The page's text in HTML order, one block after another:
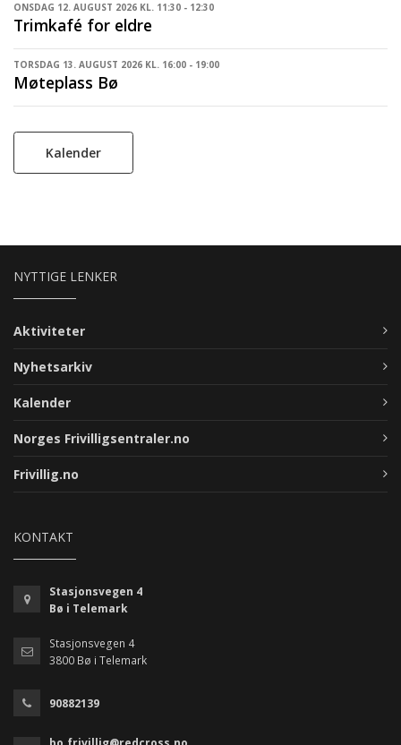
ONSDAG 12. AUGUST 2026 KL. 11:30 - 12:30
Trimkafé for eldre
TORSDAG 13. AUGUST 2026 KL. 16:00 - 19:00
Møteplass Bø
Kalender
NYTTIGE LENKER
Aktiviteter
Nyhetsarkiv
Kalender
Norges Frivilligsentraler.no
Frivillig.no
KONTAKT
Stasjonsvegen 4
Bø i Telemark
Stasjonsvegen 4
3800 Bø i Telemark
90882139